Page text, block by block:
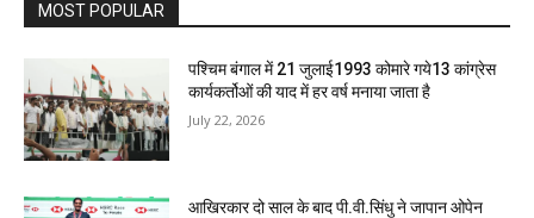
MOST POPULAR
पश्चिम बंगाल में 21 जुलाई1993 कोमारे गये13 कांग्रेस
कार्यकर्तोओं की याद में हर वर्ष मनाया जाता है
July 22, 2026
आखिरकार दो साल के बाद पी.वी.सिंधु ने जापान ओपेन